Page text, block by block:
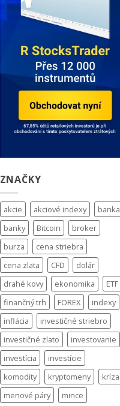
ZNAČKY
akcie akciové indexy
banka
banky
Bitcoin
broker
burza
cena striebra
cena zlata
CFD
dolár
drahé kovy
ekonomika
ETF
finančný trh
FOREX
indexy
inflácia
investičné striebro
investičné zlato
investovanie
investícia
investície
komodity
kryptomeny
kríza
menové páry
mince